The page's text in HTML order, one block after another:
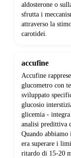
aldosterone o
sfrutta i
attraverso la
carotidei.
accufine
Accufine
glucometro con
sviluppato
glucosio
glicemia - integra
analisi predittiva
Quando
era superare i
ritardo di 15-20